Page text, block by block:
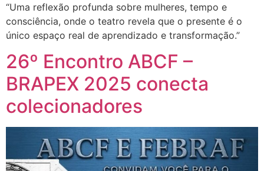
“Uma reflexão profunda sobre mulheres, tempo e
consciência, onde o teatro revela que o presente é o
único espaço real de aprendizado e transformação.”
26º Encontro ABCF –
BRAPEX 2025 conecta
colecionadores